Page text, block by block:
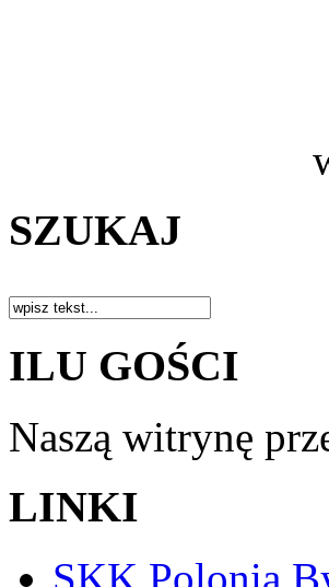
SZUKAJ
ILU GOŚCI
Naszą witrynę
LINKI